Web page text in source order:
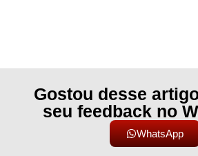
Gostou desse
seu feedback no
WhatsApp